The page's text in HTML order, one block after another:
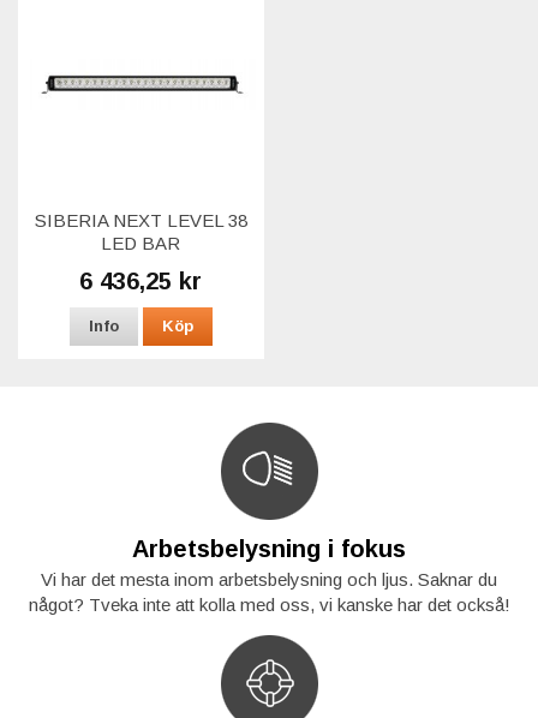
SIBERIA NEXT LEVEL 38
LED BAR
6 436,25 kr
Info Köp
Arbetsbelysning i fokus
Vi har det mesta inom arbetsbelysning och ljus. Saknar du
något? Tveka inte att kolla med oss, vi kanske har det också!